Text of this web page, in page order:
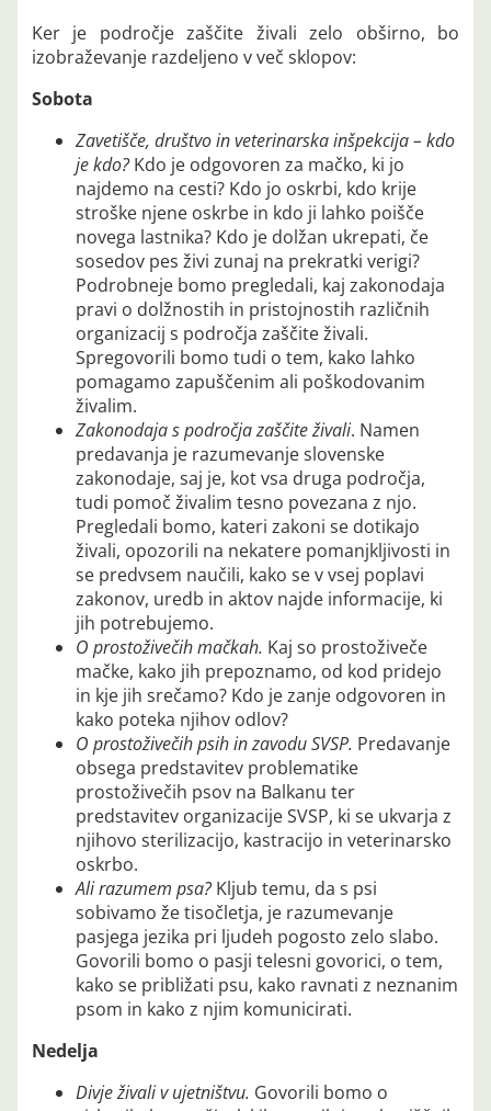
Ker je področje zaščite živali zelo obširno, bo
izobraževanje razdeljeno v več sklopov:
Sobota
Zavetišče, društvo in veterinarska inšpekcija – kdo
je kdo?Kdo je odgovoren za mačko, ki jo
najdemo na cesti? Kdo jo oskrbi, kdo krije
stroške njene oskrbe in kdo ji lahko poišče
novega lastnika? Kdo je dolžan ukrepati, če
sosedov pes živi zunaj na prekratki verigi?
Podrobneje bomo pregledali, kaj zakonodaja
pravi o dolžnostih in pristojnostih različnih
organizacij s področja zaščite živali.
Spregovorili bomo tudi o tem, kako lahko
pomagamo zapuščenim ali poškodovanim
živalim.
Zakonodaja s področja zaščite živali. Namen
predavanja je razumevanje slovenske
zakonodaje, saj je, kot vsa druga področja,
tudi pomoč živalim tesno povezana z njo.
Pregledali bomo, kateri zakoni se dotikajo
živali, opozorili na nekatere pomanjkljivosti in
se predvsem naučili, kako se v vsej poplavi
zakonov, uredb in aktov najde informacije, ki
jih potrebujemo.
O prostoživečih mačkah. Kaj so prostoživeče
mačke, kako jih prepoznamo, od kod pridejo
in kje jih srečamo? Kdo je zanje odgovoren in
kako poteka njihov odlov?
O prostoživečih psih in zavodu SVSP. Predavanje
obsega predstavitev problematike
prostoživečih psov na Balkanu ter
predstavitev organizacije SVSP, ki se ukvarja z
njihovo sterilizacijo, kastracijo in veterinarsko
oskrbo.
Ali razumem psa?Kljub temu, da s psi
sobivamo že tisočletja, je razumevanje
pasjega jezika pri ljudeh pogosto zelo slabo.
Govorili bomo o pasji telesni govorici, o tem,
kako se približati psu, kako ravnati z neznanim
psom in kako z njim komunicirati.
Nedelja
Divje živali v ujetništvu. Govorili bomo o